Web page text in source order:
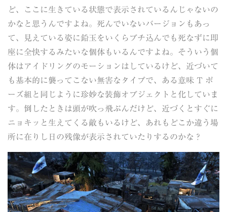
ど、ここに生きている状態で表示されているんじゃないの
かなと思うんですよね。死んでいないバージョンもあっ
て、見えている姿に鉛玉をいくらブチ込んでも死なずに即
座に全快するみたいな個体もいるんですよね。そういう個
体はアイドリングのモーションはしているけど、近づいて
も基本的に襲ってこない無害なタイプで、ある意味 T ポ
ーズ組と同じように珍妙な装飾オブジェクトと化していま
す。倒したときは頭が吹っ飛ぶんだけど、近づくとすぐに
ニョキッと生えてくる敵もいるけど、あれもどこか違う場
所に在りし日の残像が表示されていたりするのかな？